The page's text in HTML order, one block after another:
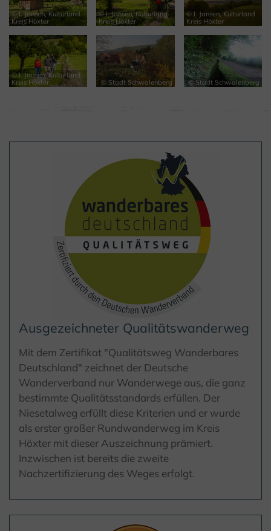
© I. Jansen, Kulturland
Kreis Höxter
© I. Jansen, Kulturland
Kreis Höxter
© I. Jansen, Kulturland
Kreis Höxter
© I. Jansen, Kulturland
Kreis Höxter
© Stadt Schwalenberg © Stadt Schwalenberg
Ausgezeichneter Qualitätswanderweg
Mit dem Zertifikat "Qualitätsweg Wanderbares
Deutschland" zeichnet der Deutsche
Wanderverband nur Wanderwege aus, die ganz
bestimmte Qualitätsstandards erfüllen. Der
Niesetalweg erfüllt diese Kriterien und er wurde
als erster großer Rundwanderweg im Kreis
Höxter mit dieser Auszeichnung prämiert.
Inzwischen ist bereits die zweite
Nachzertifizierung des Weges erfolgt.